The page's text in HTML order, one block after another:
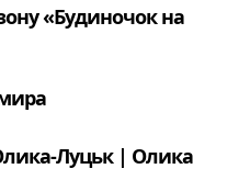
«Будиночок на
Луцьк | Олика